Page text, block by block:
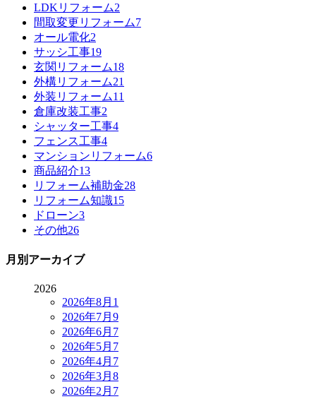
LDKリフォーム2
間取変更リフォーム7
オール電化2
サッシ工事19
玄関リフォーム18
外構リフォーム21
外装リフォーム11
倉庫改装工事2
シャッター工事4
フェンス工事4
マンションリフォーム6
商品紹介13
リフォーム補助金28
リフォーム知識15
ドローン3
その他26
月別アーカイブ
2026
2026年8月 1
2026年7月 9
2026年6月 7
2026年5月 7
2026年4月 7
2026年3月 8
2026年2月 7